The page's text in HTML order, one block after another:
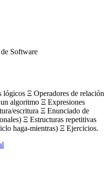
Software
Ξ Operadores de relación
algoritmo Ξ Expresiones
escritura Ξ Enunciado de
Ξ Estructuras repetitivas
haga-mientras) Ξ Ejercicios.